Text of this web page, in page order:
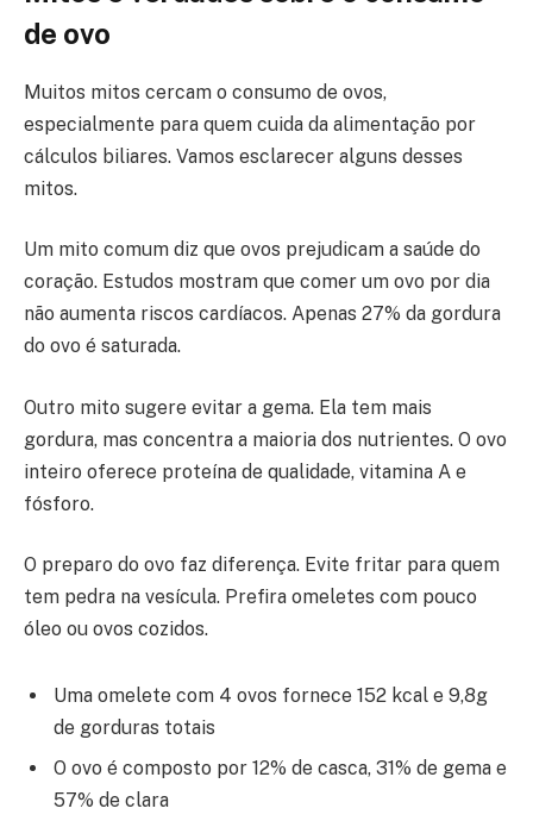
de ovo
Muitos mitos cercam o consumo de ovos,
especialmente para quem cuida da alimentação por
cálculos biliares. Vamos esclarecer alguns desses
mitos.
Um mito comum diz que ovos prejudicam a saúde do
coração. Estudos mostram que comer um ovo por dia
não aumenta riscos cardíacos. Apenas 27% da gordura
do ovo é saturada.
Outro mito sugere evitar a gema. Ela tem mais
gordura, mas concentra a maioria dos nutrientes. O ovo
inteiro oferece proteína de qualidade, vitamina A e
fósforo.
O preparo do ovo faz diferença. Evite fritar para quem
tem pedra na vesícula. Prefira omeletes com pouco
óleo ou ovos cozidos.
Uma omelete com 4 ovos fornece 152 kcal e 9,8g
de gorduras totais
O ovo é composto por 12% de casca, 31% de gema e
57% de clara